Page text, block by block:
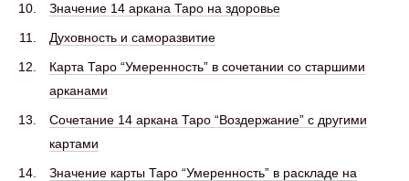
Значение 14 аркана Таро на здоровье
Духовность и саморазвитие
Карта Таро “Умеренность” в сочетании со старшими
арканами
Сочетание 14 аркана Таро “Воздержание” с другими
картами
Значение карты Таро “Умеренность” в раскладе на